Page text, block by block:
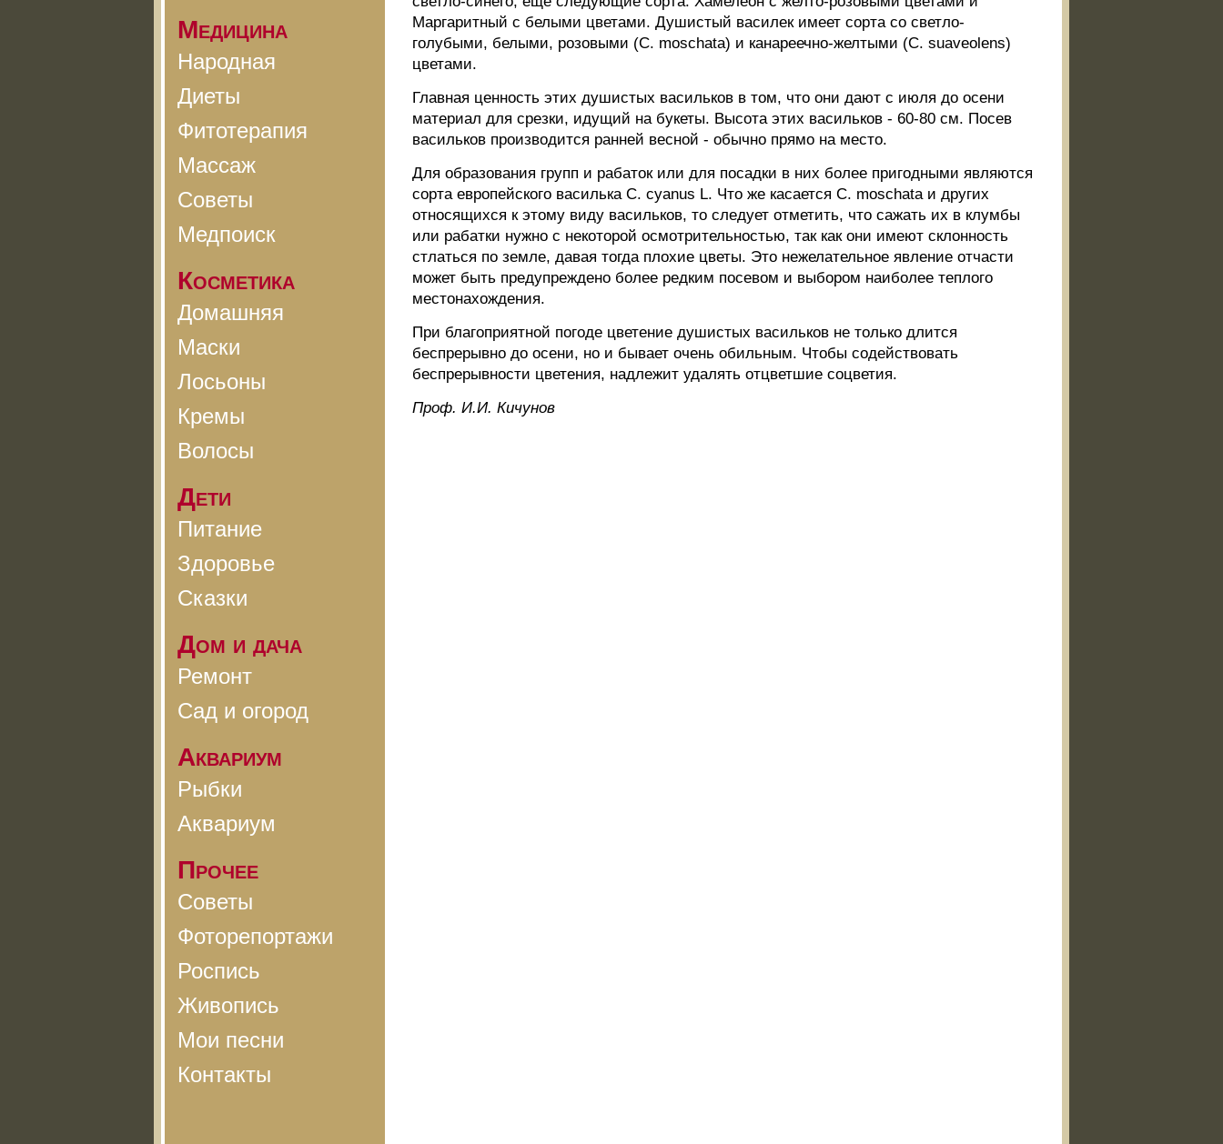
Медицина
Народная
Диеты
Фитотерапия
Массаж
Советы
Медпоиск
Косметика
Домашняя
Маски
Лосьоны
Кремы
Волосы
Дети
Питание
Здоровье
Сказки
Дом и дача
Ремонт
Сад и огород
Аквариум
Рыбки
Аквариум
Прочее
Советы
Фоторепортажи
Роспись
Живопись
Мои песни
Контакты
Маргаритный с белыми цветами. Душистый василек имеет сорта со светло-
голубыми, белыми, розовыми (С. moschata) и канареечно-желтыми (С. suaveolens)
цветами.
Главная ценность этих душистых васильков в том, что они дают с июля до осени
материал для срезки, идущий на букеты. Высота этих васильков - 60-80 см. Посев
васильков производится ранней весной - обычно прямо на место.
Для образования групп и рабаток или для посадки в них более пригодными являются
сорта европейского василька С. cyanus L. Что же касается С. moschata и других
относящихся к этому виду васильков, то следует отметить, что сажать их в клумбы
или рабатки нужно с некоторой осмотрительностью, так как они имеют склонность
стлаться по земле, давая тогда плохие цветы. Это нежелательное явление отчасти
может быть предупреждено более редким посевом и выбором наиболее теплого
местонахождения.
При благоприятной погоде цветение душистых васильков не только длится
беспрерывно до осени, но и бывает очень обильным. Чтобы содействовать
беспрерывности цветения, надлежит удалять отцветшие соцветия.
Проф. И.И. Кичунов